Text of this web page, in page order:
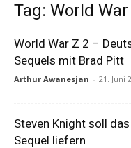
Tag: World
World War Z 2 –
Sequels mit Brad Pitt
Arthur Awanesjan - 21. Juni
Steven Knight soll
Sequel liefern